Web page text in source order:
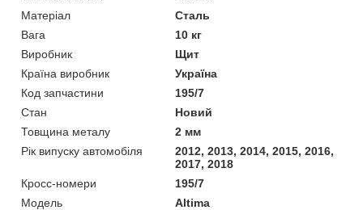
Матеріал
Сталь
Вага
10 кг
Виробник
Щит
Країна виробник
Україна
Код запчастини
195/7
Стан
Новий
Товщина металу
2 мм
Рік випуску автомобіля
2012, 2013, 2014, 2015, 2016,
2017, 2018
Кросс-номери
195/7
Модель
Altima